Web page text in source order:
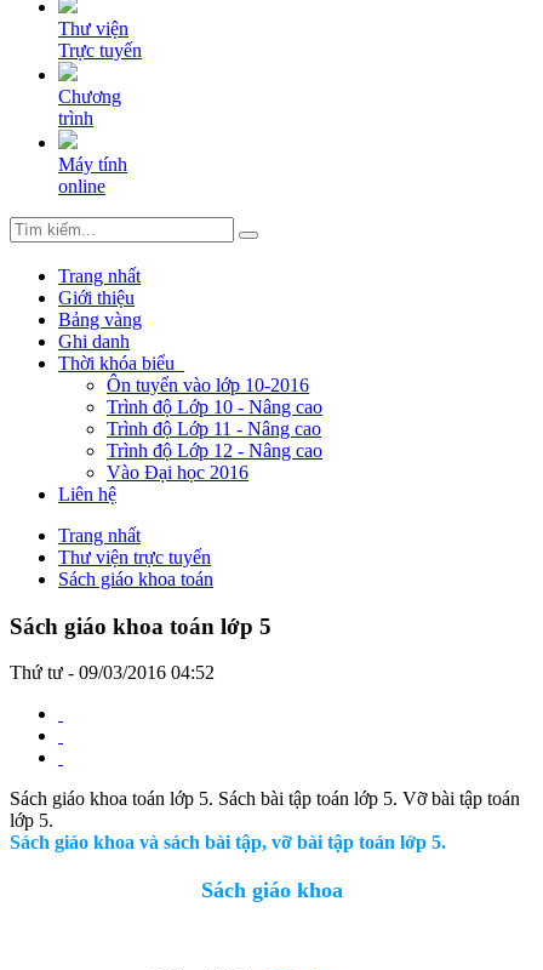
Thư viện
Trực tuyến
Chương
trình
Máy tính
online
Trang nhất
Giới thiệu
Bảng vàng
Ghi danh
Thời khóa biểu
Ôn tuyển vào lớp 10-2016
Trình độ Lớp 10 - Nâng cao
Trình độ Lớp 11 - Nâng cao
Trình độ Lớp 12 - Nâng cao
Vào Đại học 2016
Liên hệ
Trang nhất
Thư viện trực tuyến
Sách giáo khoa toán
Sách giáo khoa toán lớp 5
Thứ tư - 09/03/2016 04:52
Sách giáo khoa toán lớp 5. Sách bài tập toán lớp 5. Vỡ bài tập toán
lớp 5.
Sách giáo khoa và sách bài tập, vỡ bài tập toán lớp 5.
Sách giáo khoa